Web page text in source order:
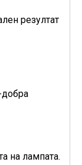
резултат
на лампата.